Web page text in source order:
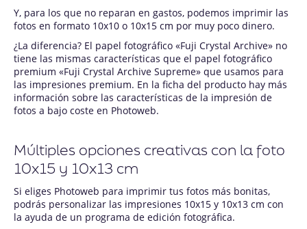
Y, para los que no reparan en gastos, podemos imprimir las
fotos en formato 10x10 o 10x15 cm por muy poco dinero.
¿La diferencia? El papel fotográfico «Fuji Crystal Archive» no
tiene las mismas características que el papel fotográfico
premium «Fuji Crystal Archive Supreme» que usamos para
las impresiones premium. En la ficha del producto hay más
información sobre las características de la impresión de
fotos a bajo coste en Photoweb.
Múltiples opciones creativas con la foto
10x15 y 10x13 cm
Si eliges Photoweb para imprimir tus fotos más bonitas,
podrás personalizar las impresiones 10x15 y 10x13 cm con
la ayuda de un programa de edición fotográfica.